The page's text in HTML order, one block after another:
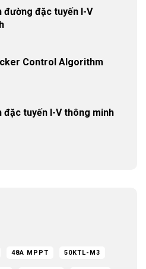
đường đặc tuyến I-V
Control Algorithm
đặc tuyến I-V thông minh
48A MPPT 50KTL-M3